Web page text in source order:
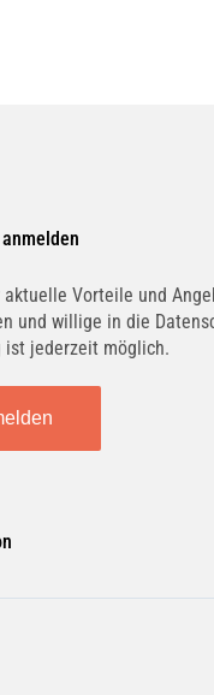
Vorteile und
und willige in die
ist jederzeit möglich.